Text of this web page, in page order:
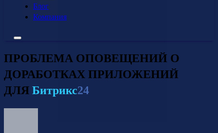
Блог
Компания
ПРОБЛЕМА ОПОВЕЩЕНИЙ О
ДОРАБОТКАХ ПРИЛОЖЕНИЙ
ДЛЯ Битрикс24